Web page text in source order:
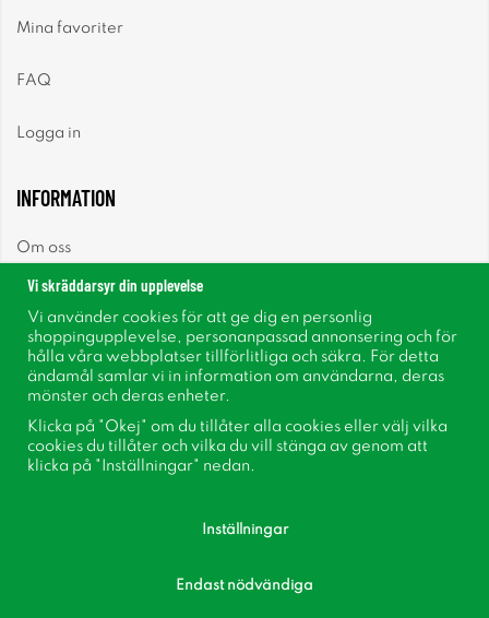
Mina favoriter
FAQ
Logga in
INFORMATION
Om oss
Nyhetsbrev
Om cookies
Inspiration
Vi skräddarsyr din upplevelse
Vi använder cookies för att ge dig en personlig
shoppingupplevelse, personanpassad annonsering och för
hålla våra webbplatser tillförlitliga och säkra. För detta
ändamål samlar vi in information om användarna, deras
mönster och deras enheter.
Klicka på "Okej" om du tillåter alla cookies eller välj vilka
cookies du tillåter och vilka du vill stänga av genom att
klicka på "Inställningar" nedan.
Inställningar
Endast nödvändiga